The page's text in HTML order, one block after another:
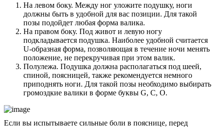
На левом боку. Между ног уложите подушку, ноги
должны быть в удобной для вас позиции. Для такой
позы подойдет любая форма валика.
На правом боку. Под живот и левую ногу
подкладывается подушка. Наиболее удобной считается
U-образная форма, позволяющая в течение ночи менять
положение, не перекручивая при этом валик.
Полулежа. Подушка должна располагаться под шеей,
спиной, поясницей, также рекомендуется немного
приподнять ноги. Для такой позы необходимо выбирать
громоздкие валики в форме буквы G, С, О.
Если вы испытываете сильные боли в пояснице, перед